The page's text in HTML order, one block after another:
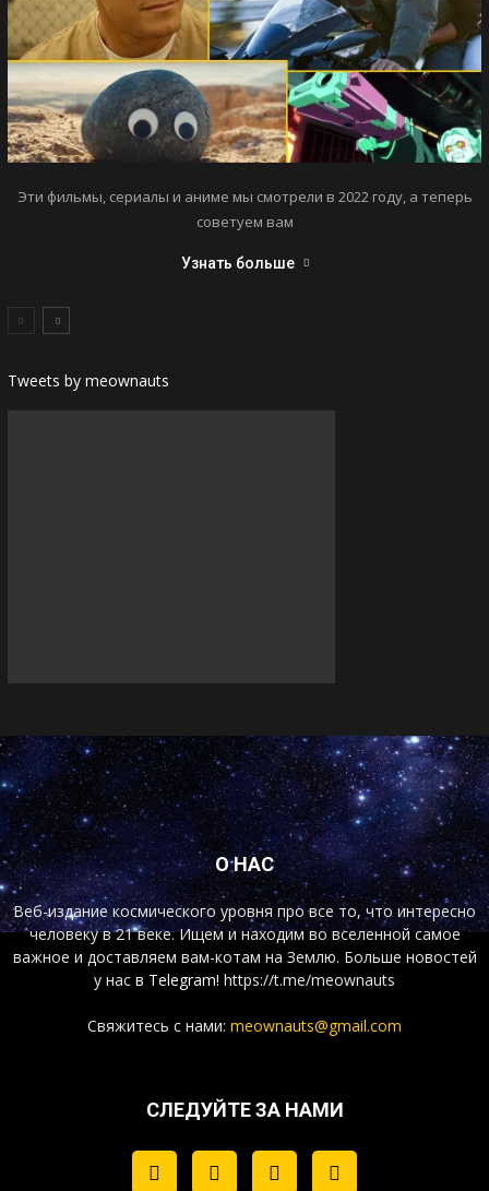
Эти фильмы, сериалы и аниме мы смотрели в 2022 году, а теперь
советуем вам
Узнать больше
Tweets by meownauts
О НАС
Веб-издание космического уровня про все то, что интересно
человеку в 21 веке. Ищем и находим во вселенной самое
важное и доставляем вам-котам на Землю. Больше новостей
у нас в Telegram! https://t.me/meownauts
Свяжитесь с нами: meownauts@gmail.com
СЛЕДУЙТЕ ЗА НАМИ